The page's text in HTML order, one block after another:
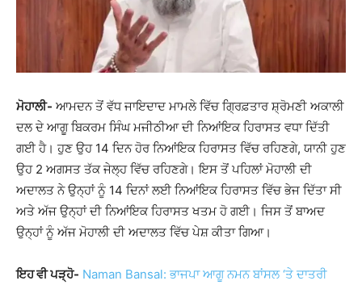
ਮੋਹਾਲੀ- ਆਮਦਨ ਤੋਂ ਵੱਧ ਜਾਇਦਾਦ ਮਾਮਲੇ ਵਿੱਚ ਗ੍ਰਿਫ਼ਤਾਰ ਸ਼੍ਰੋਮਣੀ ਅਕਾਲੀ
ਦਲ ਦੇ ਆਗੂ ਬਿਕਰਮ ਸਿੰਘ ਮਜੀਠੀਆ ਦੀ ਨਿਆਂਇਕ ਹਿਰਾਸਤ ਵਧਾ ਦਿੱਤੀ
ਗਈ ਹੈ। ਹੁਣ ਉਹ 14 ਦਿਨ ਹੋਰ ਨਿਆਂਇਕ ਹਿਰਾਸਤ ਵਿੱਚ ਰਹਿਣਗੇ, ਯਾਨੀ ਹੁਣ
ਉਹ 2 ਅਗਸਤ ਤੱਕ ਜੇਲ੍ਹ ਵਿੱਚ ਰਹਿਣਗੇ। ਇਸ ਤੋਂ ਪਹਿਲਾਂ ਮੋਹਾਲੀ ਦੀ
ਅਦਾਲਤ ਨੇ ਉਨ੍ਹਾਂ ਨੂੰ 14 ਦਿਨਾਂ ਲਈ ਨਿਆਂਇਕ ਹਿਰਾਸਤ ਵਿੱਚ ਭੇਜ ਦਿੱਤਾ ਸੀ
ਅਤੇ ਅੱਜ ਉਨ੍ਹਾਂ ਦੀ ਨਿਆਂਇਕ ਹਿਰਾਸਤ ਖਤਮ ਹੋ ਗਈ। ਜਿਸ ਤੋਂ ਬਾਅਦ
ਉਨ੍ਹਾਂ ਨੂੰ ਅੱਜ ਮੋਹਾਲੀ ਦੀ ਅਦਾਲਤ ਵਿੱਚ ਪੇਸ਼ ਕੀਤਾ ਗਿਆ।
ਇਹ ਵੀ ਪੜ੍ਹੋ- Naman Bansal: ਭਾਜਪਾ ਆਗੂ ਨਮਨ ਬਾਂਸਲ ‘ਤੇ ਦਾਤਰੀ